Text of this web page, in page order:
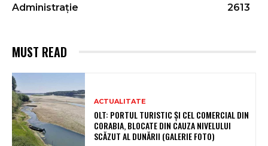
Administrație
2613
MUST READ
ACTUALITATE
OLT: PORTUL TURISTIC ȘI CEL COMERCIAL DIN
CORABIA, BLOCATE DIN CAUZA NIVELULUI
SCĂZUT AL DUNĂRII (GALERIE FOTO)